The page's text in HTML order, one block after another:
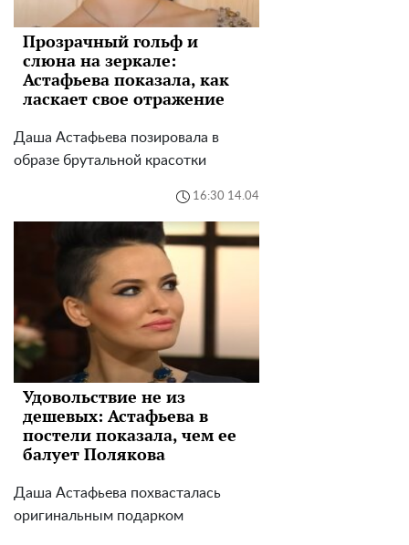
Прозрачный гольф и
слюна на зеркале:
Астафьева показала, как
ласкает свое отражение
Даша Астафьева позировала в
образе брутальной красотки
16:30 14.04
Удовольствие не из
дешевых: Астафьева в
постели показала, чем ее
балует Полякова
Даша Астафьева похвасталась
оригинальным подарком